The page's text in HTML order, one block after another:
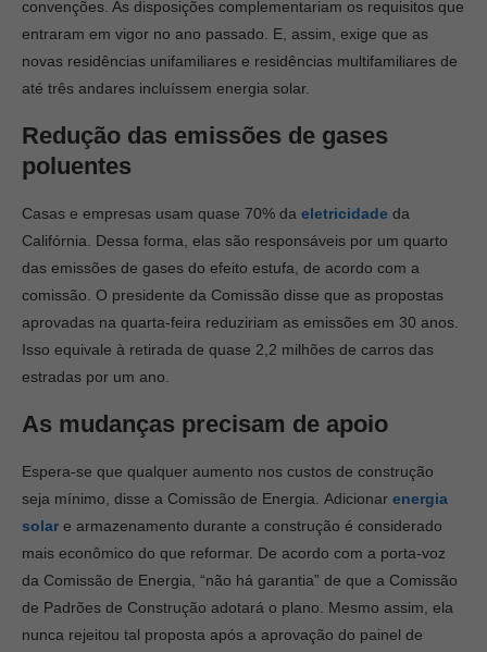
convenções. As disposições complementariam os requisitos que
entraram em vigor no ano passado. E, assim, exige que as
novas residências unifamiliares e residências multifamiliares de
até três andares incluíssem energia solar.
Redução das emissões de gases
poluentes
Casas e empresas usam quase 70% da eletricidade da
Califórnia. Dessa forma, elas são responsáveis ​​por um quarto
das emissões de gases do efeito estufa, de acordo com a
comissão. O presidente da Comissão disse que as propostas
aprovadas na quarta-feira reduziriam as emissões em 30 anos.
Isso equivale à retirada de quase 2,2 milhões de carros das
estradas por um ano.
As mudanças precisam de apoio
Espera-se que qualquer aumento nos custos de construção
seja mínimo, disse a Comissão de Energia. Adicionar energia
solar e armazenamento durante a construção é considerado
mais econômico do que reformar. De acordo com a porta-voz
da Comissão de Energia, “não há garantia” de que a Comissão
de Padrões de Construção adotará o plano. Mesmo assim, ela
nunca rejeitou tal proposta após a aprovação do painel de